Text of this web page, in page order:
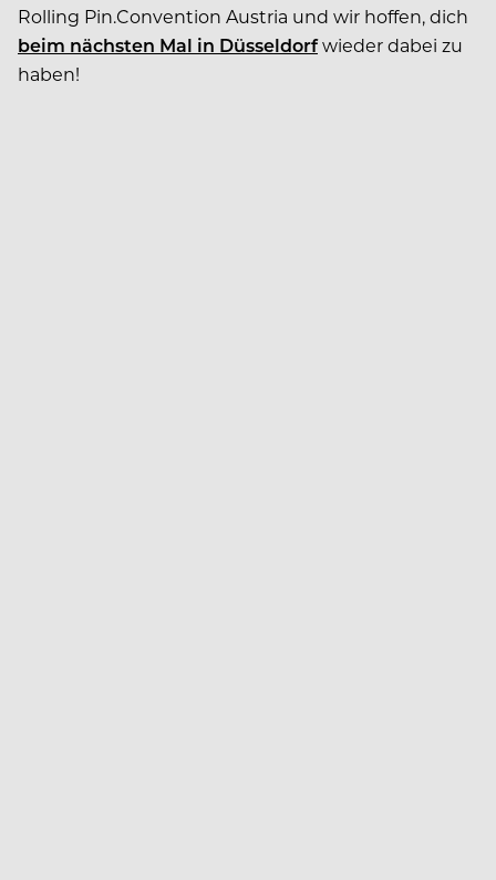
Rolling Pin.Convention Austria und wir hoffen, dich
beim nächsten Mal in Düsseldorfwieder dabei zu
haben!